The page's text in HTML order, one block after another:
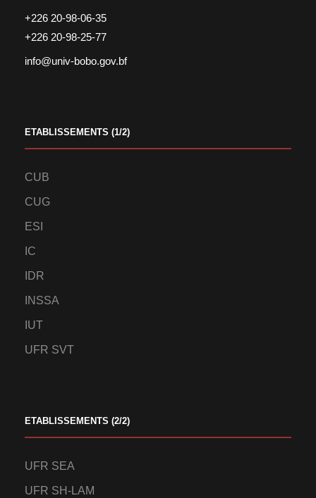
+226 20-98-06-35
+226 20-98-25-77
info@univ-bobo.gov.bf
ETABLISSEMENTS (1/2)
CUB
CUG
ESI
IC
IDR
INSSA
IUT
UFR SVT
ETABLISSEMENTS (2/2)
UFR SEA
UFR SH-LAM